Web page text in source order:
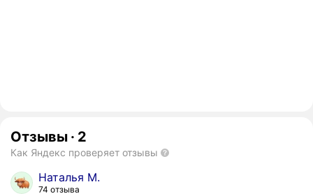
Отзывы · 2
Как Яндекс проверяет отзывы
Наталья М.
74 отзыва